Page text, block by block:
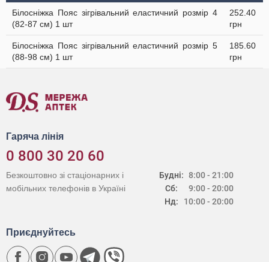
Білосніжка Пояс зігрівальний еластичний розмір 4
(82-87 см) 1 шт
252.40
грн
Білосніжка Пояс зігрівальний еластичний розмір 5
(88-98 см) 1 шт
185.60
грн
Гаряча лінія
0 800 30 20 60
Будні:
Сб:
Нд:
8:00 - 21:00
9:00 - 20:00
10:00 - 20:00
Безкоштовно зі стаціонарних і
мобільних телефонів в Україні
Приєднуйтесь